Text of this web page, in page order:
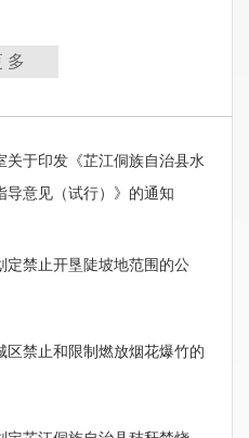
多
于印发《芷江侗族自治县水
导意见（试行）》的通知
定禁止开垦陡坡地范围的公
禁止和限制燃放烟花爆竹的